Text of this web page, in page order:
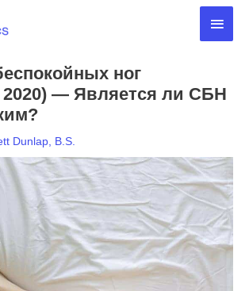
ног
2020) — Является ли СБН
Dunlap, B.S.